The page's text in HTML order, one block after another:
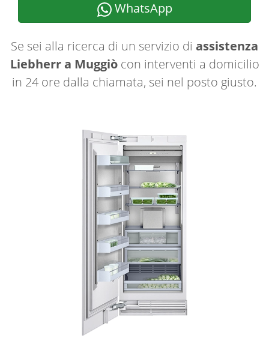
WhatsApp
Se sei alla ricerca di un servizio di assistenza
Liebherr a Muggiòcon interventi a domicilio
in 24 ore dalla chiamata, sei nel posto giusto.